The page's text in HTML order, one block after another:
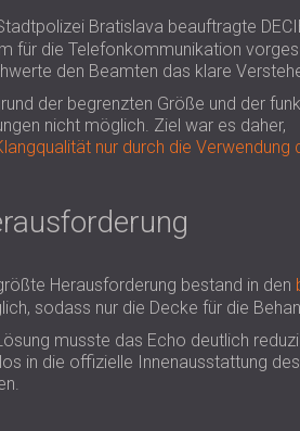
Bratislava beauftragte
für die Telefonkommunikation
den Beamten das klare
der begrenzten Größe und der
nicht möglich. Ziel war es daher,
nur durch die Verwendung
Herausforderung bestand in den
sodass nur die Decke für die
musste das Echo deutlich
in die offizielle Innenausstattung